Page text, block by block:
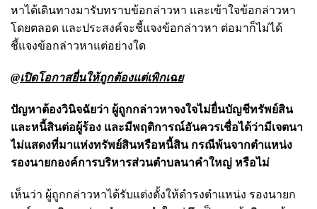
หาได้เดินทางมารับทราบข้อกล่าวหา และเข้าใจข้อกล่าวหา
โดยตลอด และประสงค์จะชี้แจงข้อกล่าวหา ต่อมาก็ไม่ได้
ชี้แจงข้อกล่าวหาแต่อย่างใด
@เปิดโอกาสยื่นให้ถูกต้องแต่เพิกเฉย
ปัญหาต้องวินิจฉัยว่า ผู้ถูกกล่าวหาจงใจไม่ยื่นบัญชีทรัพย์สิน
และหนี้สินต่อผู้ร้อง และมีพฤติการณ์อันควรเชื่อได้ว่ามีเจตนา
ไม่แสดงที่มาแห่งทรัพย์สินหรือหนี้สิน กรณีพ้นจากตำแหน่ง
รองนายกองค์การบริหารส่วนตำบลนาคำใหญ่ หรือไม่
เห็นว่า ผู้ถูกกล่าวหาได้รับแต่งตั้งให้ดำรงตำแหน่ง รองนายก